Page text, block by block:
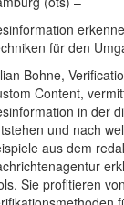
für den
Bohne,
Content,
in der
und nach
aus dem
Sie profitieren